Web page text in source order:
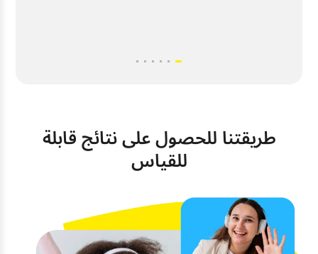
طريقتنا للحصول على نتائج قابلة
للقياس